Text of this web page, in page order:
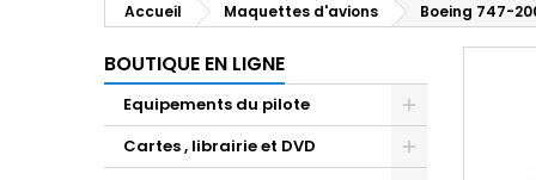
Accueil Maquettes d'avions Boeing 747-
BOUTIQUE EN LIGNE
Equipements du pilote
Cartes , librairie et DVD